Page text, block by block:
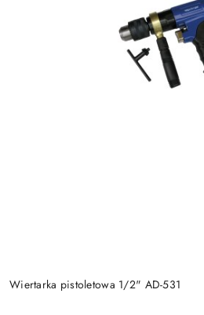
Wiertarka pistoletowa 1/2" AD-531